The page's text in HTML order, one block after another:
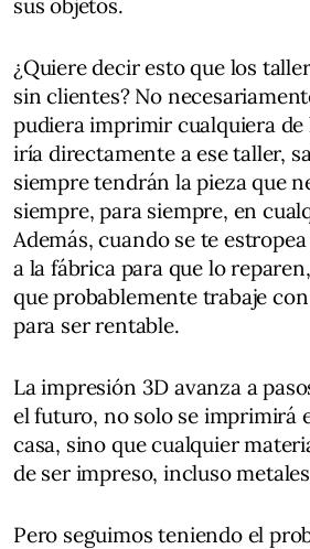
sus objetos.
¿Quiere decir esto que los
sin clientes? No
pudiera imprimir cualquiera de
iría directamente a ese taller,
siempre tendrán la pieza que
siempre, para siempre, en
Además, cuando se te
a la fábrica para que lo
que probablemente trabaje
para ser rentable.
La impresión 3D avanza a
el futuro, no solo se imprimirá
casa, sino que cualquier
de ser impreso, incluso
Pero seguimos teniendo el